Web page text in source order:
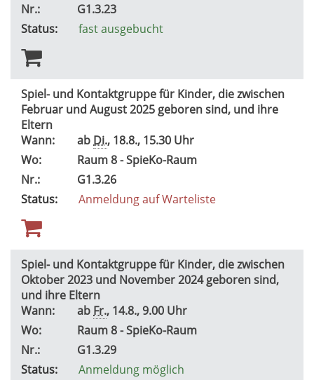
Nr.:
G1.3.23
Status:
fast ausgebucht
Spiel- und Kontaktgruppe für Kinder, die zwischen
Februar und August 2025 geboren sind, und ihre
Eltern
Wann:
ab Di., 18.8., 15.30 Uhr
Wo:
Raum 8 - SpieKo-Raum
Nr.:
G1.3.26
Status:
Anmeldung auf Warteliste
Spiel- und Kontaktgruppe für Kinder, die zwischen
Oktober 2023 und November 2024 geboren sind,
und ihre Eltern
Wann:
ab Fr., 14.8., 9.00 Uhr
Wo:
Raum 8 - SpieKo-Raum
Nr.:
G1.3.29
Status:
Anmeldung möglich